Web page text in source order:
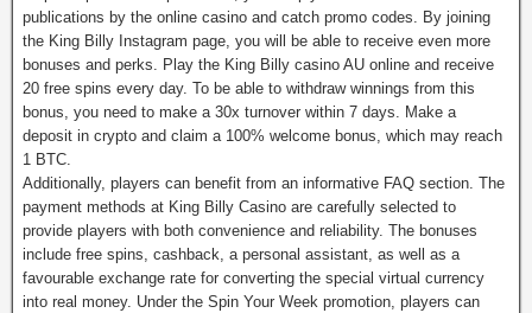
publications by the online casino and catch promo codes. By joining
the King Billy Instagram page, you will be able to receive even more
bonuses and perks. Play the King Billy casino AU online and receive
20 free spins every day. To be able to withdraw winnings from this
bonus, you need to make a 30x turnover within 7 days. Make a
deposit in crypto and claim a 100% welcome bonus, which may reach
1 BTC.
Additionally, players can benefit from an informative FAQ section. The
payment methods at King Billy Casino are carefully selected to
provide players with both convenience and reliability. The bonuses
include free spins, cashback, a personal assistant, as well as a
favourable exchange rate for converting the special virtual currency
into real money. Under the Spin Your Week promotion, players can